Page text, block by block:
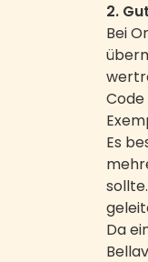
2.
Bei
Es
Da